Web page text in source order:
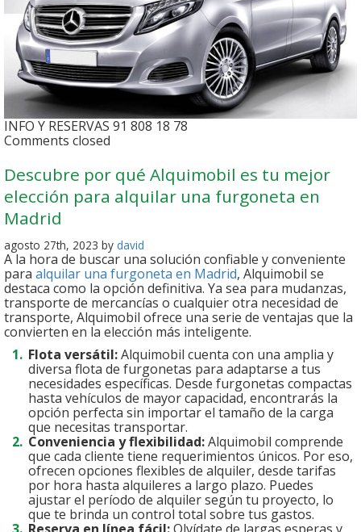
INFO Y RESERVAS 91 808 18 78
Comments closed
Descubre por qué Alquimobil es tu mejor
elección para alquilar una furgoneta en
Madrid
agosto 27th, 2023 by david
A la hora de buscar una solución confiable y conveniente
para alquilar una furgoneta en Madrid, Alquimobil se
destaca como la opción definitiva. Ya sea para mudanzas,
transporte de mercancías o cualquier otra necesidad de
transporte, Alquimobil ofrece una serie de ventajas que la
convierten en la elección más inteligente.
Flota versátil:Alquimobil cuenta con una amplia y
diversa flota de furgonetas para adaptarse a tus
necesidades específicas. Desde furgonetas compactas
hasta vehículos de mayor capacidad, encontrarás la
opción perfecta sin importar el tamaño de la carga
que necesitas transportar.
Conveniencia y flexibilidad:Alquimobil comprende
que cada cliente tiene requerimientos únicos. Por eso,
ofrecen opciones flexibles de alquiler, desde tarifas
por hora hasta alquileres a largo plazo. Puedes
ajustar el período de alquiler según tu proyecto, lo
que te brinda un control total sobre tus gastos.